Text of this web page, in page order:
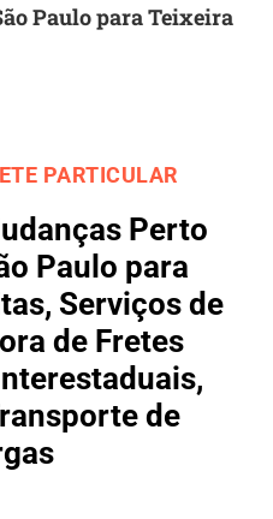
Paulo para Teixeira
PARTICULAR
Perto
Paulo para
Serviços de
de Fretes
de